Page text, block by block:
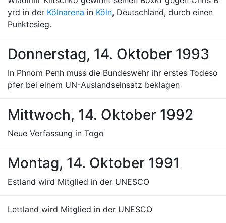
yrd in der Kölnarena in Köln, Deutschland, durch einen
Punktesieg.
Donnerstag, 14. Oktober 1993
In Phnom Penh muss die Bundeswehr ihr erstes Todeso
pfer bei einem UN-Auslandseinsatz beklagen
Mittwoch, 14. Oktober 1992
Neue Verfassung in Togo
Montag, 14. Oktober 1991
Estland wird Mitglied in der UNESCO
Lettland wird Mitglied in der UNESCO